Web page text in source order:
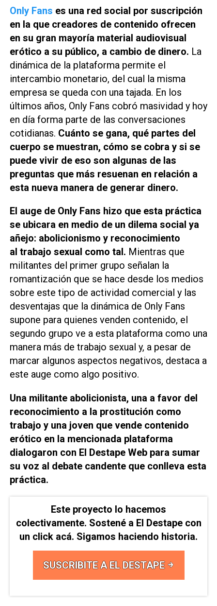
Only Fans es una red social por suscripción
en la que creadores de contenido ofrecen
en su gran mayoría material audiovisual
erótico a su público, a cambio de dinero. La
dinámica de la plataforma permite el
intercambio monetario, del cual la misma
empresa se queda con una tajada. En los
últimos años, Only Fans cobró masividad y hoy
en día forma parte de las conversaciones
cotidianas. Cuánto se gana, qué partes del
cuerpo se muestran, cómo se cobra y si se
puede vivir de eso son algunas de las
preguntas que más resuenan en relación a
esta nueva manera de generar dinero.
El auge de Only Fans hizo que esta práctica
se ubicara en medio de un dilema social ya
añejo: abolicionismo y reconocimiento
al trabajo sexual como tal. Mientras que
militantes del primer grupo señalan la
romantización que se hace desde los medios
sobre este tipo de actividad comercial y las
desventajas que la dinámica de Only Fans
supone para quienes venden contenido, el
segundo grupo ve a esta plataforma como una
manera más de trabajo sexual y, a pesar de
marcar algunos aspectos negativos, destaca a
este auge como algo positivo.
Una militante abolicionista, una a favor del
reconocimiento a la prostitución como
trabajo y una joven que vende contenido
erótico en la mencionada plataforma
dialogaron con El Destape Web para sumar
su voz al debate candente que conlleva esta
práctica.
Este proyecto lo hacemos
colectivamente. Sostené a El Destape con
un click acá. Sigamos haciendo historia.
SUSCRIBITE A EL DESTAPE